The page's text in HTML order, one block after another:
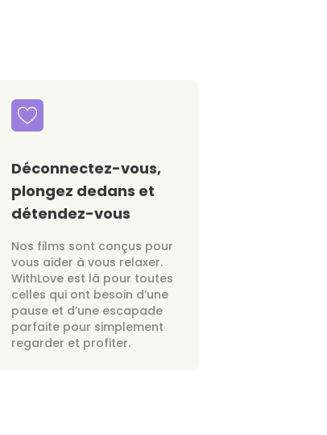
Déconnectez-vous,
plongez dedans et
détendez-vous
Nos films sont conçus pour
vous aider à vous relaxer.
WithLove est là pour toutes
celles qui ont besoin d’une
pause et d’une escapade
parfaite pour simplement
regarder et profiter.